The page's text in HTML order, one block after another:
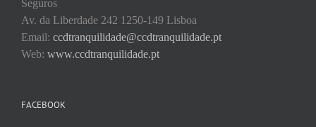
Seguros
Av. da Liberdade 242 1250-149 Lisboa
Email: ccdtranquilidade@ccdtranquilidade.pt
Web: www.ccdtranquilidade.pt
FACEBOOK